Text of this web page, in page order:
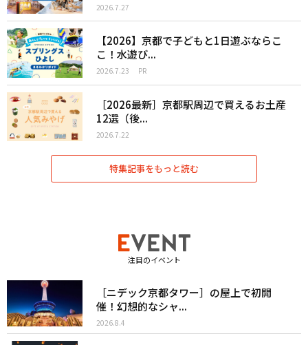
2026.7.27
【2026】京都で子どもと1日遊ぶならこ
こ！水遊び...
2026.7.23 PR
［2026最新］京都駅周辺で買えるお土産
12選（後...
2026.7.22
特集記事をもっと読む
注目のイベント
［ニデック京都タワー］の屋上で初開
催！幻想的なシャ...
2026.8.4